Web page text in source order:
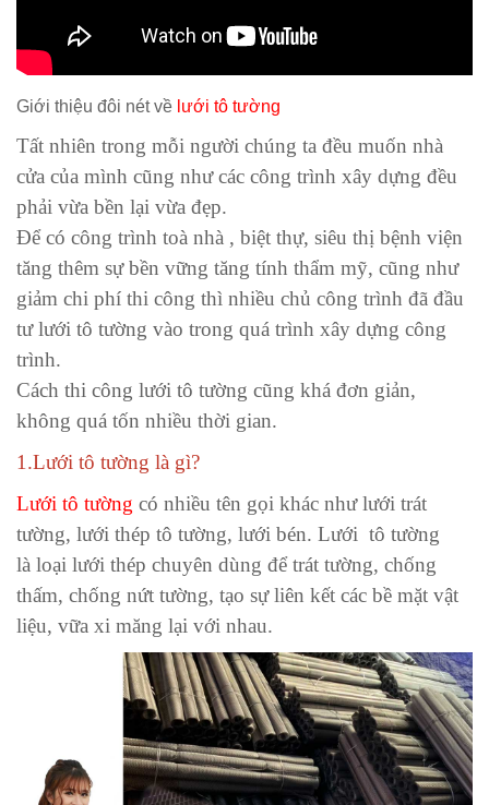
Giới thiệu đôi nét về lưới tô tường
Tất nhiên trong mỗi người chúng ta đều muốn nhà
cửa của mình cũng như các công trình xây dựng đều
phải vừa bền lại vừa đẹp.
Để có công trình toà nhà , biệt thự, siêu thị bệnh viện
tăng thêm sự bền vững tăng tính thẩm mỹ, cũng như
giảm chi phí thi công thì nhiều chủ công trình đã đầu
tư lưới tô tường vào trong quá trình xây dựng công
trình.
Cách thi công lưới tô tường cũng khá đơn giản,
không quá tốn nhiều thời gian.
1.Lưới tô tường là gì?
Lưới tô tường có nhiều tên gọi khác như lưới trát
tường, lưới thép tô tường, lưới bén. Lưới tô tường
là loại lưới thép chuyên dùng để trát tường, chống
thấm, chống nứt tường, tạo sự liên kết các bề mặt vật
liệu, vữa xi măng lại với nhau.